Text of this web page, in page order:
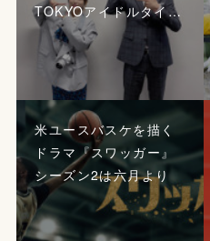
TOKYOアイドルタイ…
米ユースバスケを描く
ドラマ『スワッガー』
シーズン2は六月より